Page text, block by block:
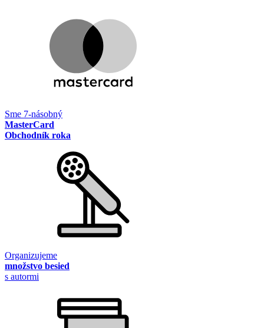
Sme 7-násobný
MasterCard
Obchodník roka
Organizujeme
množstvo besied
s autormi